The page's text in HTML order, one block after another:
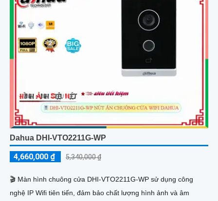
chọn hoàn hảo cho việc nâng cấp hệ thống an
Dahua DHI-VTO2211G-WP
4,660,000 ₫ 5,340,000 ₫
🎬 Màn hình chuông cửa DHI-VTO2211G-WP sử dụng công
nghệ IP Wifi tiên tiến, đảm bảo chất lượng hình ảnh và âm